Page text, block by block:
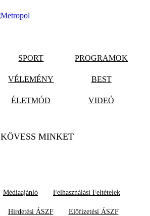
SPORT PROGRAMOK
VÉLEMÉNY BEST
ÉLETMÓD VIDEÓ
KÖVESS MINKET
Médiaajánló Felhasználási Feltételek
Hirdetési ÁSZF Előfizetési ÁSZF